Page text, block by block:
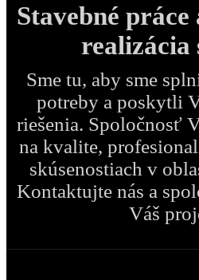
Stavebné
realizácia
Sme tu, aby sme
potreby a poskytli
riešenia. Spoločnosť
na kvalite,
skúsenostiach v
Kontaktujte nás a
Váš